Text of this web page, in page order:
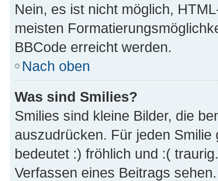
Nein, es ist nicht möglich,
meisten
BBCode erreicht werden.
Nach oben
Was sind Smilies?
Smilies sind kleine Bilder, die
auszudrücken. Für jeden
bedeutet :) fröhlich und :(
Verfassen eines Beitrags